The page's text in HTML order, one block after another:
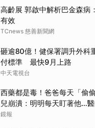
高齡展 郭啟中解析巴金森病
有效
TCnews 慈善新聞網
砸逾80億！健保署調升外科
付標準 最快9月上路
中天電視台
西藥都是毒！爸爸每天「偷
兒崩潰：明明每天盯著他…
鏡報